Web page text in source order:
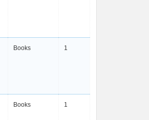
Books 1
Books 1